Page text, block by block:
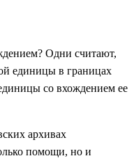
Одни считают,
единицы в границах
со вхождением ее
архивах
помощи, но и